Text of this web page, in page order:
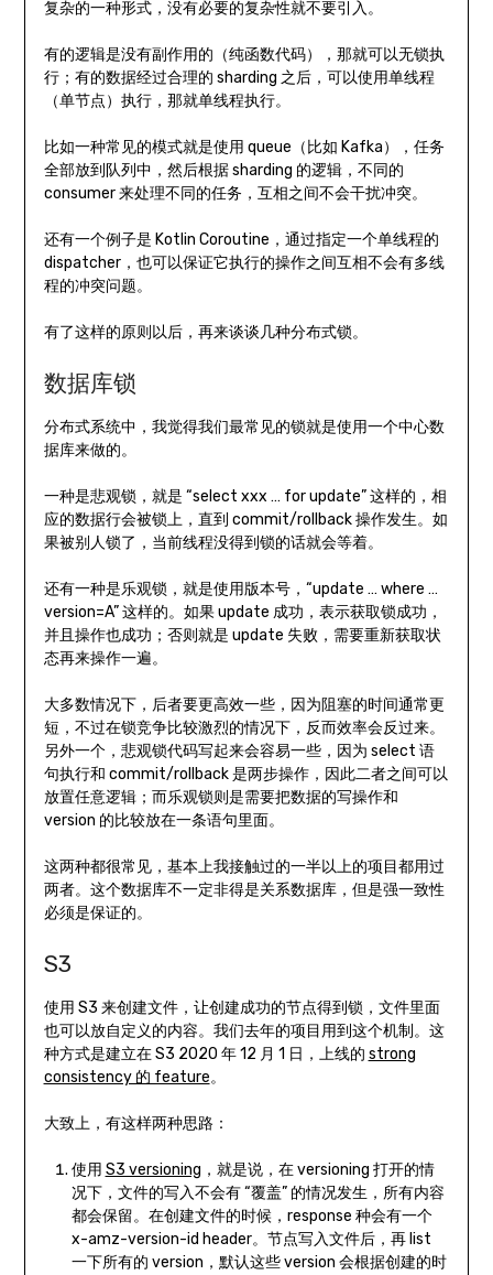
复杂的一种形式，没有必要的复杂性就不要引入。
有的逻辑是没有副作用的（纯函数代码），那就可以无锁执
行；有的数据经过合理的 sharding 之后，可以使用单线程
（单节点）执行，那就单线程执行。
比如一种常见的模式就是使用 queue（比如 Kafka），任务
全部放到队列中，然后根据 sharding 的逻辑，不同的
consumer 来处理不同的任务，互相之间不会干扰冲突。
还有一个例子是 Kotlin Coroutine，通过指定一个单线程的
dispatcher，也可以保证它执行的操作之间互相不会有多线
程的冲突问题。
有了这样的原则以后，再来谈谈几种分布式锁。
数据库锁
分布式系统中，我觉得我们最常见的锁就是使用一个中心数
据库来做的。
一种是悲观锁，就是 “select xxx … for update” 这样的，相
应的数据行会被锁上，直到 commit/rollback 操作发生。如
果被别人锁了，当前线程没得到锁的话就会等着。
还有一种是乐观锁，就是使用版本号，“update … where …
version=A” 这样的。如果 update 成功，表示获取锁成功，
并且操作也成功；否则就是 update 失败，需要重新获取状
态再来操作一遍。
大多数情况下，后者要更高效一些，因为阻塞的时间通常更
短，不过在锁竞争比较激烈的情况下，反而效率会反过来。
另外一个，悲观锁代码写起来会容易一些，因为 select 语
句执行和 commit/rollback 是两步操作，因此二者之间可以
放置任意逻辑；而乐观锁则是需要把数据的写操作和
version 的比较放在一条语句里面。
这两种都很常见，基本上我接触过的一半以上的项目都用过
两者。这个数据库不一定非得是关系数据库，但是强一致性
必须是保证的。
S3
使用 S3 来创建文件，让创建成功的节点得到锁，文件里面
也可以放自定义的内容。我们去年的项目用到这个机制。这
种方式是建立在 S3 2020 年 12 月 1 日，上线的 strong
consistency 的 feature。
大致上，有这样两种思路：
使用 S3 versioning ，就是说，在 versioning 打开的情
况下，文件的写入不会有 “覆盖” 的情况发生，所有内容
都会保留。在创建文件的时候，response 种会有一个
x-amz-version-id header。节点写入文件后，再 list
一下所有的 version，默认这些 version 会根据创建的时